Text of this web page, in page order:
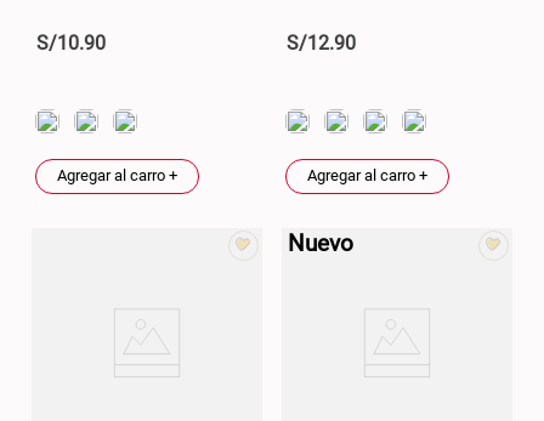
S/10.90
Agregar al carro +
S/12.90
Agregar al carro +
Nuevo